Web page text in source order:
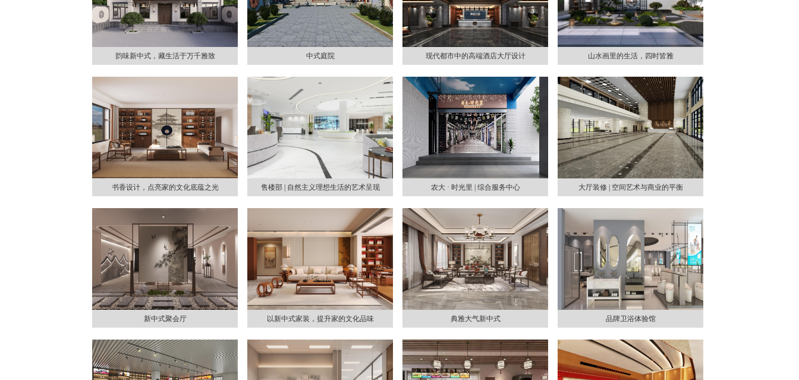
韵味新中式，藏生活于万千雅致 中式庭院 现代都市中的高端酒店大厅设计 山水画里的生活，四时皆雅
书香设计，点亮家的文化底蕴之光 售楼部 | 自然主义理想生活的艺术呈现 农大 · 时光里 | 综合服务中心 大厅装修 | 空间艺术与商业的平衡
新中式聚会厅 以新中式家装，提升家的文化品味 典雅大气新中式 品牌卫浴体验馆